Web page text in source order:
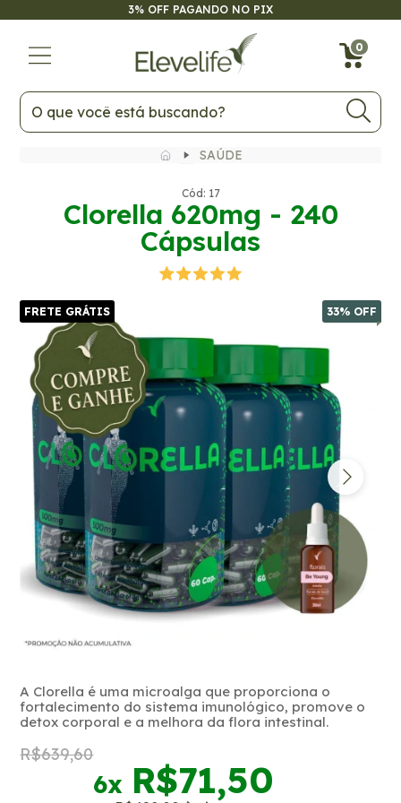
3% OFF PAGANDO NO PIX
0
SAÚDE
Cód: 17
Clorella 620mg - 240
Cápsulas
33% OFF
FRETE GRÁTIS
33% OFF
FRETE GRÁTIS
A Clorella é uma microalga que proporciona o
fortalecimento do sistema imunológico, promove o
detox corporal e a melhora da flora intestinal.
R$639,60
6x R$71,50